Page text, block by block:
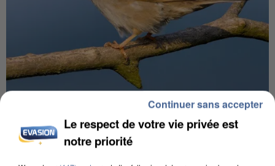
APRÈS TOUTES CES CANICULES, LES REFUGES
DE FAUNE SAUVAGE SONT...
Le respect de votre vie privée est
notre priorité
Continuer sans accepter